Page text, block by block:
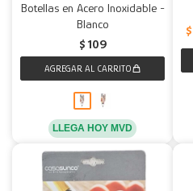
Botellas en Acero Inoxidable -
Blanco
$ 109
LLEGA HOY MVD
$